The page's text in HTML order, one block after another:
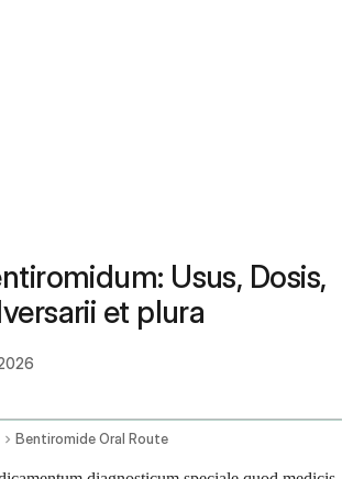
Usus, Dosis,
et plura
Bentiromide Oral Route